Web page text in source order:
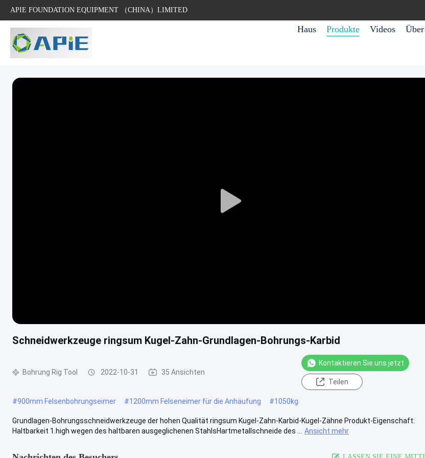
APIE FOUNDATION EQUIPMENT （CHINA）LIMITED
Haus Produkte Videos
Play
Schneidwerkzeuge ringsum Kugel-Zahn-Grundlagen-Bohrungs-Karbid
Bohrung Rig Tool 2022-10-31 35 Ansichten
Kontaktieren Sie uns jetzt
Teilen
#900mm Felsenbohrungseimer #1200mm Felseneimer für die Anhäufung #1050kg
Grundlagen-Bohrungsschneidwerkzeuge der hohen Qualität ringsum Kugel-Zahn-Karbid-Kugel-Zähne Produkt-Eigenschaft:
Haltbarkeit 1.high wegen des haltbaren ausgeglichenen StahlsHartmetallschneide des ...
Ansicht mehr
LASSEN SIE EINE